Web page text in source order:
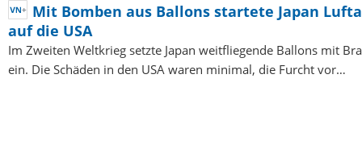
Mit Bomben aus Ballons startete Japan
auf die USA
Im Zweiten Weltkrieg setzte Japan weitfliegende Ballons mit
ein. Die Schäden in den USA waren minimal, die Furcht vor…